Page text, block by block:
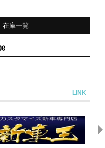
在庫一覧